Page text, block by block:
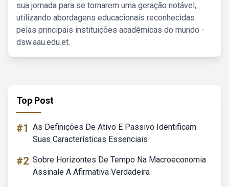
sua jornada para se tornarem uma geração notável,
utilizando abordagens educacionais reconhecidas
pelas principais instituições acadêmicas do mundo -
dsw.aau.edu.et.
Top Post
#1 As Definições De Ativo E Passivo Identificam
Suas Características Essenciais
#2 Sobre Horizontes De Tempo Na Macroeconomia
Assinale A Afirmativa Verdadeira